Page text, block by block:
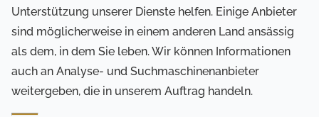
Unterstützung unserer Dienste helfen. Einige Anbieter
sind möglicherweise in einem anderen Land ansässig
als dem, in dem Sie leben. Wir können Informationen
auch an Analyse- und Suchmaschinenanbieter
weitergeben, die in unserem Auftrag handeln.